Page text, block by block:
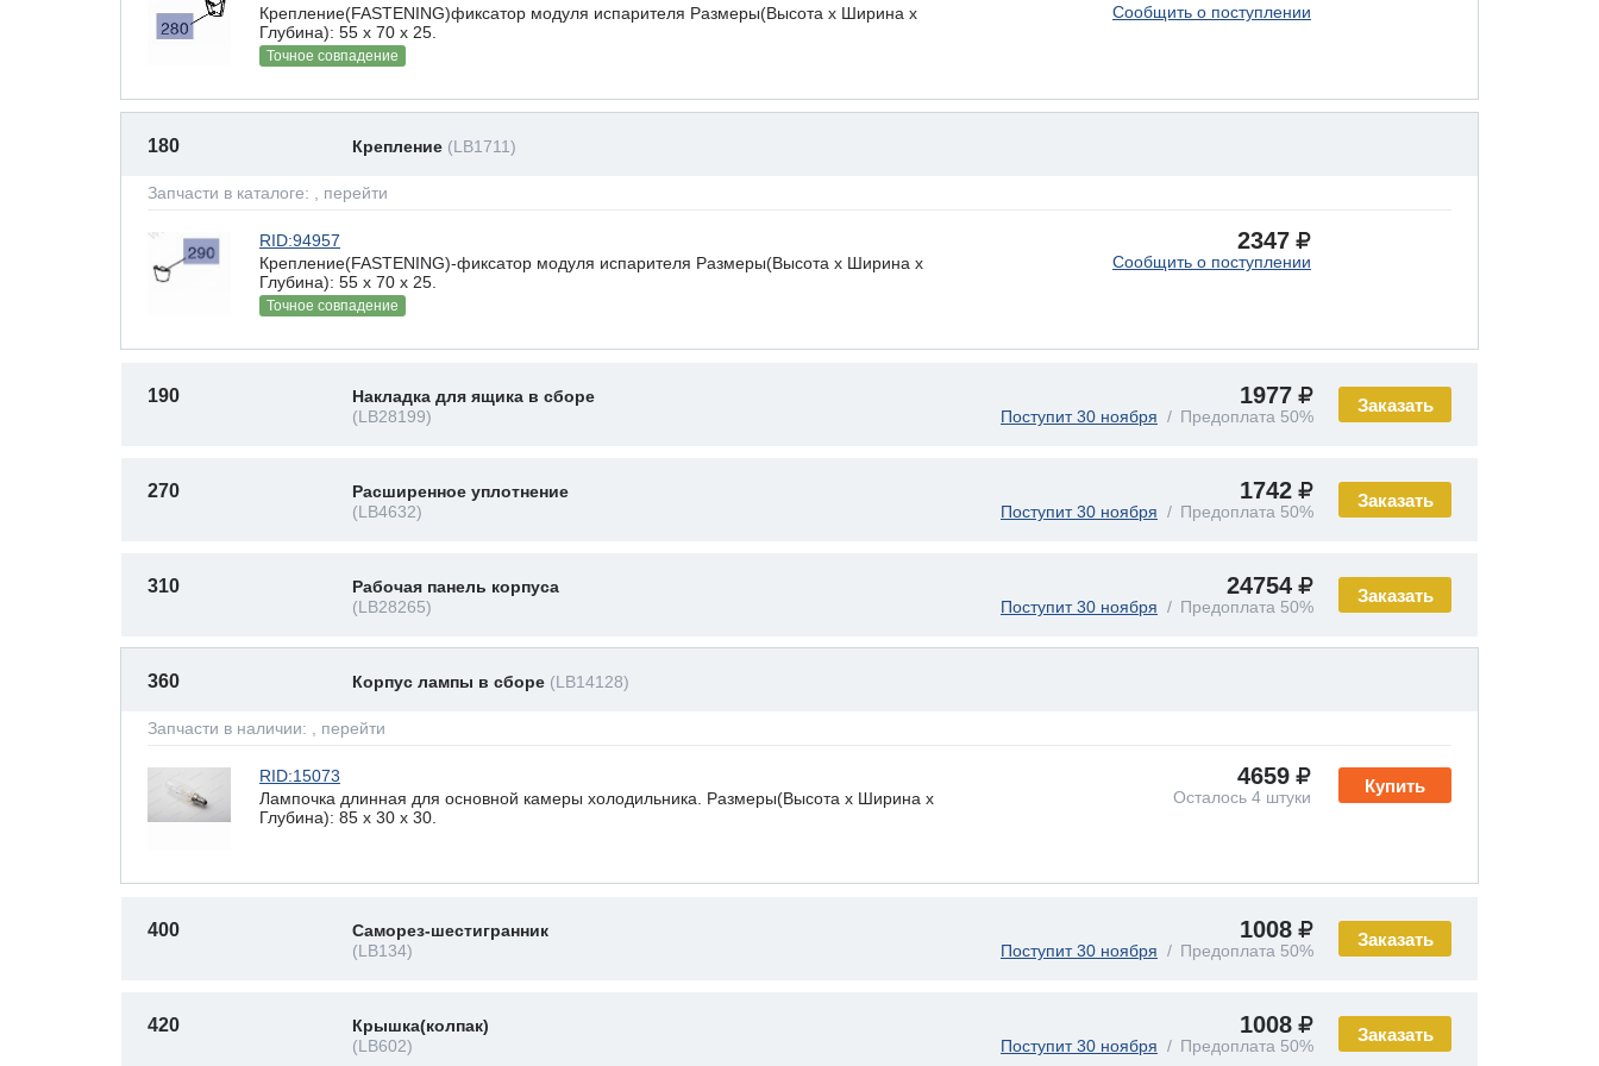
Крепление(FASTENING)фиксатор модуля испарителя Размеры(Высота х Ширина х
Глубина): 55 x 70 х 25.
Точное совпадение
Сообщить о поступлении
180 Крепление (LB1711)
Запчасти в каталоге: , перейти
RID:94957
Крепление(FASTENING)-фиксатор модуля испарителя Размеры(Высота х Ширина х
Глубина): 55 x 70 х 25.
Точное совпадение
2347
Сообщить о поступлении
Заказать
190
Накладка для ящика в сборе
(LB28199)
1977
Поступит 30 ноября Предоплата 50%
Заказать
270
Расширенное уплотнение
(LB4632)
1742
Поступит 30 ноября Предоплата 50%
Заказать
310
Рабочая панель корпуса
(LB28265)
24754
Поступит 30 ноября Предоплата 50%
360 Корпус лампы в сборе (LB14128)
Запчасти в наличии: , перейти
Купить
RID:15073
Лампочка длинная для основной камеры холодильника. Размеры(Высота х Ширина х
Глубина): 85 x 30 х 30.
4659
Осталось 4 штуки
Заказать
400
Саморез-шестигранник
(LB134)
1008
Поступит 30 ноября Предоплата 50%
Заказать
420
Крышка(колпак)
(LB602)
1008
Поступит 30 ноября Предоплата 50%